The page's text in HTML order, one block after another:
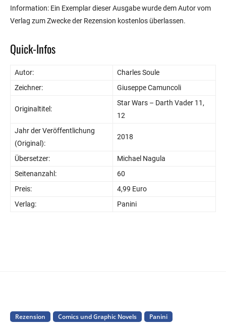
Information: Ein Exemplar dieser Ausgabe wurde dem Autor vom
Verlag zum Zwecke der Rezension kostenlos überlassen.
Quick-Infos
Autor:
Charles Soule
Zeichner:
Giuseppe Camuncoli
Originaltitel:
Star Wars – Darth Vader 11,
12
Jahr der Veröffentlichung
(Original):
2018
Übersetzer:
Michael Nagula
Seitenanzahl:
60
Preis:
4,99 Euro
Verlag:
Panini
Rezension Comics und Graphic Novels Panini